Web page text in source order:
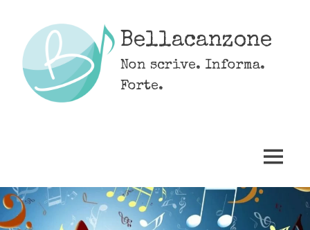
content
Bellacanzone
Non scrive. Informa.
Forte.
MENU